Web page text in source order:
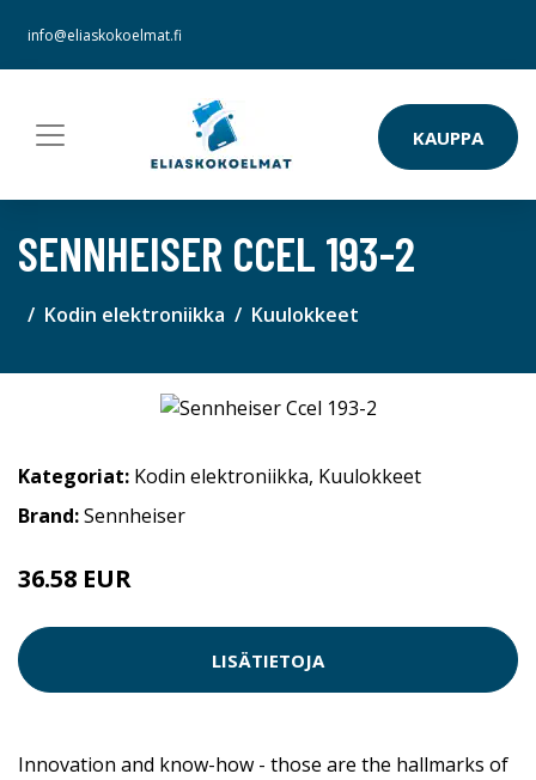
info@eliaskokoelmat.fi
KAUPPA
SENNHEISER CCEL 193-2
Kodin elektroniikka Kuulokkeet
Kategoriat: Kodin elektroniikka, Kuulokkeet
Brand:Sennheiser
36.58 EUR
LISÄTIETOJA
Innovation and know-how - those are the hallmarks of